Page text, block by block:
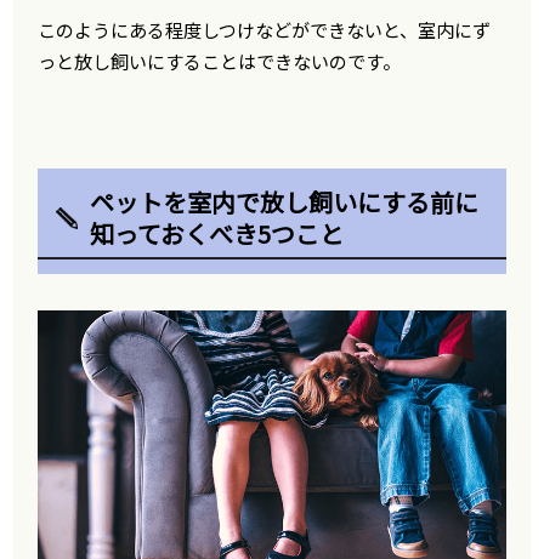
このようにある程度しつけなどができないと、室内にず
っと放し飼いにすることはできないのです。
ペットを室内で放し飼いにする前に
知っておくべき5つこと